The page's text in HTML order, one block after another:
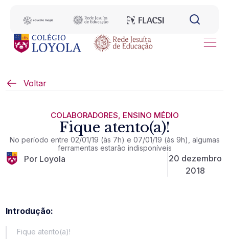
Voltar
COLABORADORES, ENSINO MÉDIO
Fique atento(a)!
No período entre 02/01/19 (às 7h) e 07/01/19 (às 9h), algumas
ferramentas estarão indisponíveis
Por Loyola
20 dezembro
2018
Introdução:
Fique atento(a)!